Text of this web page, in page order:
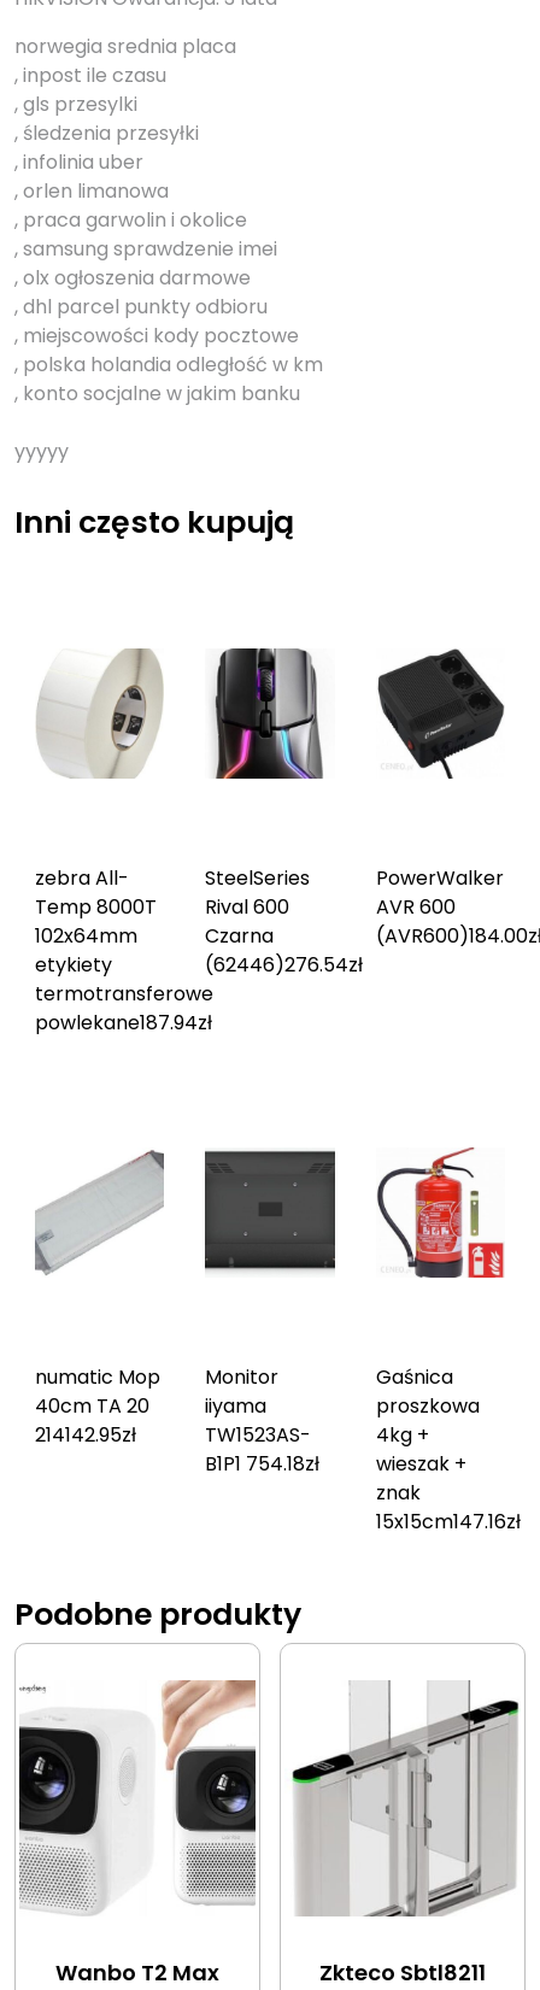
norwegia srednia placa
, inpost ile czasu
, gls przesylki
, śledzenia przesyłki
, infolinia uber
, orlen limanowa
, praca garwolin i okolice
, samsung sprawdzenie imei
, olx ogłoszenia darmowe
, dhl parcel punkty odbioru
, miejscowości kody pocztowe
, polska holandia odległość w km
, konto socjalne w jakim banku
yyyyy
Inni często kupują
zebra All-
Temp 8000T
102x64mm
etykiety
termotransferowe
powlekane187.94zł
SteelSeries
Rival 600
Czarna
(62446)276.54zł
PowerWalker
AVR 600
(AVR600)184.00
numatic Mop
40cm TA 20
214142.95zł
Monitor
iiyama
TW1523AS-
B1P1 754.18zł
Gaśnica
proszkowa
4kg +
wieszak +
znak
15x15cm147.16zł
Podobne produkty
Wanbo T2 Max Zkteco Sbtl8211